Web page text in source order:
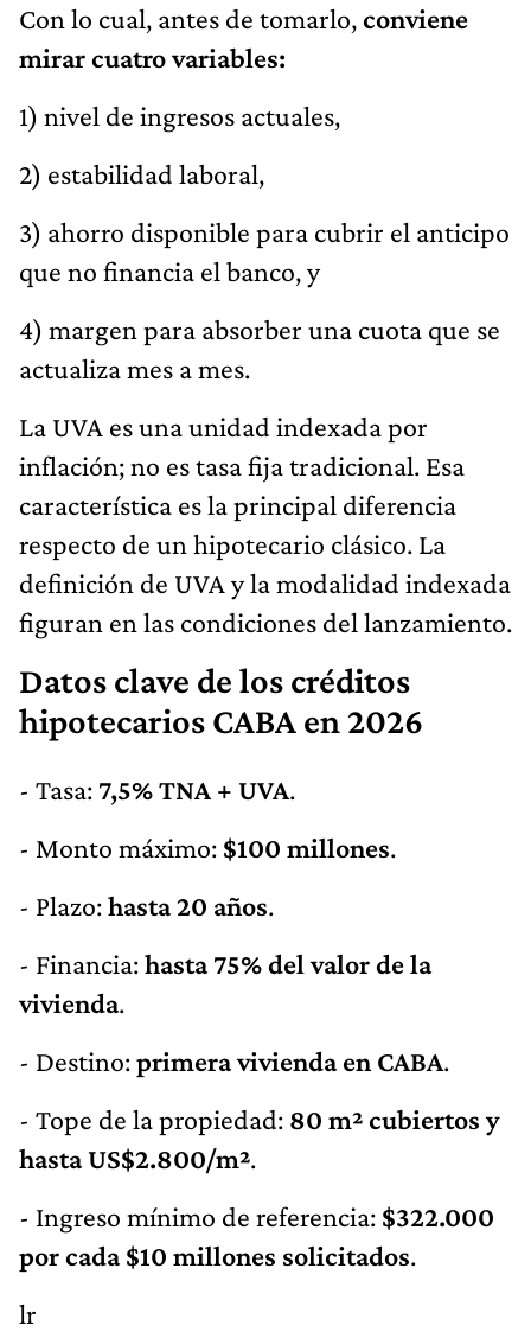
Con lo cual, antes de tomarlo,conviene
mirar cuatro variables:
1) nivel de ingresos actuales,
2) estabilidad laboral,
3) ahorro disponible para cubrir el anticipo
que no financia el banco, y
4) margen para absorber una cuota que se
actualiza mes a mes.
La UVA es una unidad indexada por
inflación; no es tasa fija tradicional. Esa
característica es la principal diferencia
respecto de un hipotecario clásico. La
definición de UVA y la modalidad indexada
figuran en las condiciones del lanzamiento.
Datos clave de los créditos
hipotecarios CABA en 2026
- Tasa: 7,5% TNA + UVA.
- Monto máximo: $100 millones.
- Plazo:hasta 20 años.
- Financia:hasta 75% del valor de la
vivienda.
- Destino:primera vivienda en CABA.
- Tope de la propiedad: 80 m² cubiertos y
hasta US$2.800/m².
- Ingreso mínimo de referencia: $322.000
por cada $10 millones solicitados.
lr